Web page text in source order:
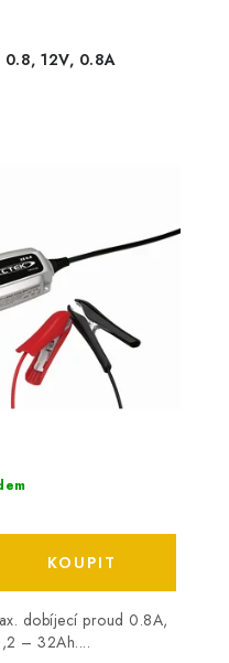
0.8, 12V, 0.8A
dobíjecí proud 0.8A,
– 32Ah....